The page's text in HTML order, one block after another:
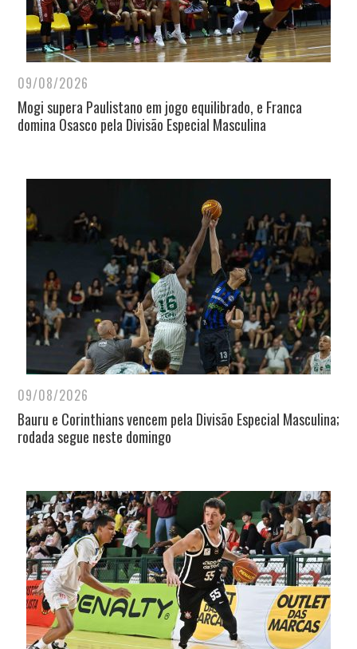
09/08/2026
Mogi supera Paulistano em jogo equilibrado, e Franca
domina Osasco pela Divisão Especial Masculina
09/08/2026
Bauru e Corinthians vencem pela Divisão Especial Masculina;
rodada segue neste domingo